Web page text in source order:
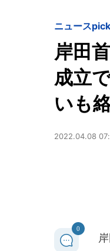
ニュース
岸田
成立
いも
2022.04.08
0
岸